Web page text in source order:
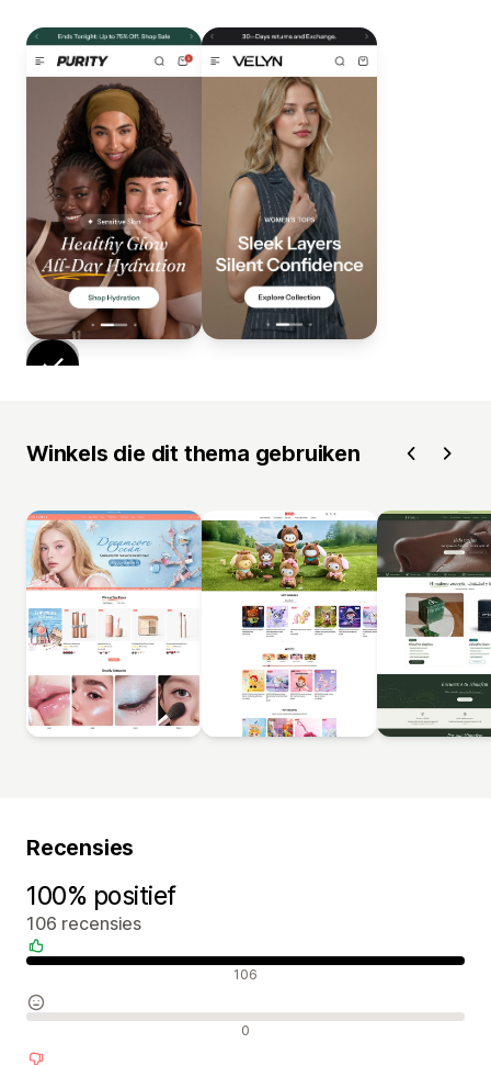
Winkels die dit thema gebruiken
Recensies
100% positief
106 recensies
Positieve recensies 106
Neutrale recensies 0